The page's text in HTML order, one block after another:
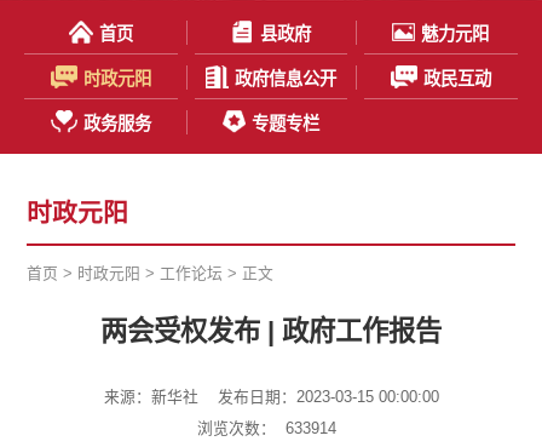
首页 县政府 魅力元阳
时政元阳 政府信息公开 政民互动
政务服务 专题专栏
时政元阳
首页 > 时政元阳 > 工作论坛 > 正文
两会受权发布 | 政府工作报告
来源：新华社
发布日期：2023-03-15 00:00:00
浏览次数：
633914